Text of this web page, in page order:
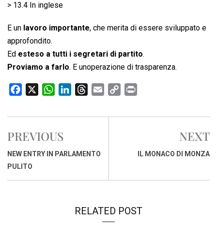
> 13.4 In inglese
E un lavoro importante, che merita di essere sviluppato e
approfondito.
Ed esteso a tutti i segretari di partito.
Proviamo a farlo. E unoperazione di trasparenza.
c
b
o
o
W
a
s
A
n
d
r
d
a
p
i
PREVIOUS
NEW ENTRY IN PARLAMENTO
PULITO
NEXT
IL MONACO DI MONZA
RELATED POST